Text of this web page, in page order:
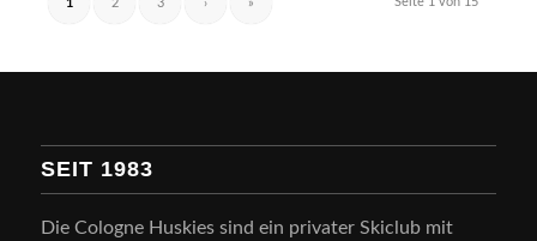
1 2 3 › »
SEIT 1983
Die Cologne Huskies sind ein privater Skiclub mit